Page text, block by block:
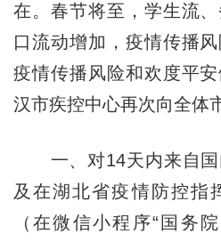
在。春节将至，学生流
口流动增加，疫情传播
疫情传播风险和欢度平
汉市疾控中心再次向全体
一、对14天内来自国
及在湖北省疫情防控指
（在微信小程序“国务